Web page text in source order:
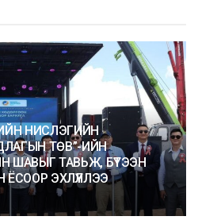
НИСЛЭГИЙН
ТӨВ”-ИЙН
ШАВЫГ ТАВЬЖ, БҮТЭЭН
ЭХЛҮҮЛЛЭЭ